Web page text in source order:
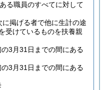
る職員のすべてに対して
掲げる者で他に生計の途
受けているものを扶養親
3月31日までの間にある
3月31日までの間にある